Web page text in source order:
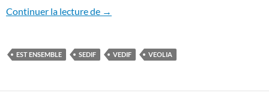
Continuer la lecture de Le choix de la gestion publique porte
→
EST ENSEMBLE SEDIF VEDIF VEOLIA